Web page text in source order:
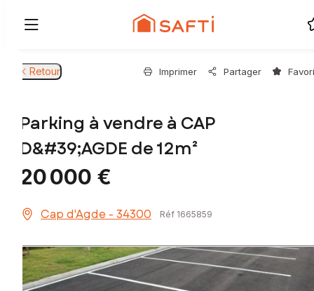
Retour Imprimer Partager
Parking à vendre à CAP
D&#39;AGDE de 12m²
20 000 €
Cap d'Agde - 34300 Réf 1665859